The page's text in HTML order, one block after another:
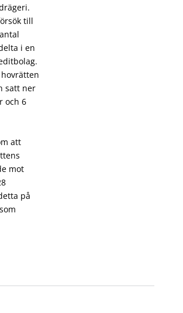
till
i en
satt ner
och 6
att
mot
på